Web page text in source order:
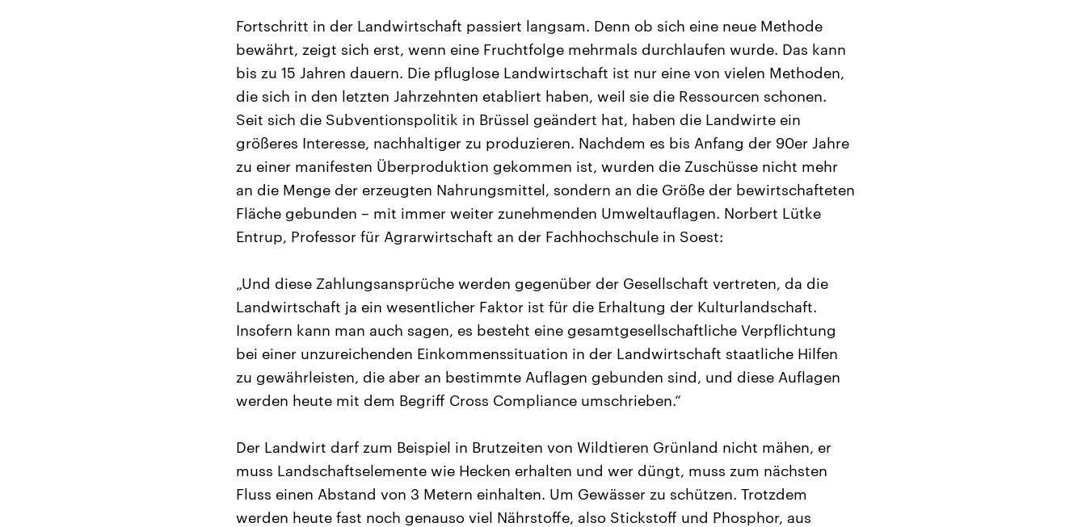
Fortschritt in der Landwirtschaft passiert langsam. Denn ob sich eine neue Methode
bewährt, zeigt sich erst, wenn eine Fruchtfolge mehrmals durchlaufen wurde. Das kann
bis zu 15 Jahren dauern. Die pfluglose Landwirtschaft ist nur eine von vielen Methoden,
die sich in den letzten Jahrzehnten etabliert haben, weil sie die Ressourcen schonen.
Seit sich die Subventionspolitik in Brüssel geändert hat, haben die Landwirte ein
größeres Interesse, nachhaltiger zu produzieren. Nachdem es bis Anfang der 90er Jahre
zu einer manifesten Überproduktion gekommen ist, wurden die Zuschüsse nicht mehr
an die Menge der erzeugten Nahrungsmittel, sondern an die Größe der bewirtschafteten
Fläche gebunden – mit immer weiter zunehmenden Umweltauflagen. Norbert Lütke
Entrup, Professor für Agrarwirtschaft an der Fachhochschule in Soest:
„Und diese Zahlungsansprüche werden gegenüber der Gesellschaft vertreten, da die
Landwirtschaft ja ein wesentlicher Faktor ist für die Erhaltung der Kulturlandschaft.
Insofern kann man auch sagen, es besteht eine gesamtgesellschaftliche Verpflichtung
bei einer unzureichenden Einkommenssituation in der Landwirtschaft staatliche Hilfen
zu gewährleisten, die aber an bestimmte Auflagen gebunden sind, und diese Auflagen
werden heute mit dem Begriff Cross Compliance umschrieben.“
Der Landwirt darf zum Beispiel in Brutzeiten von Wildtieren Grünland nicht mähen, er
muss Landschaftselemente wie Hecken erhalten und wer düngt, muss zum nächsten
Fluss einen Abstand von 3 Metern einhalten. Um Gewässer zu schützen. Trotzdem
werden heute fast noch genauso viel Nährstoffe, also Stickstoff und Phosphor, aus